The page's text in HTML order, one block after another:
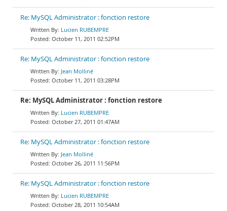
Re: MySQL Administrator : fonction restore
Lucien RUBEMPRE
October 11, 2011 02:52PM
Re: MySQL Administrator : fonction restore
Jean Molliné
October 11, 2011 03:28PM
Re: MySQL Administrator : fonction restore
Lucien RUBEMPRE
October 27, 2011 01:47AM
Re: MySQL Administrator : fonction restore
Jean Molliné
October 26, 2011 11:56PM
Re: MySQL Administrator : fonction restore
Lucien RUBEMPRE
October 28, 2011 10:54AM